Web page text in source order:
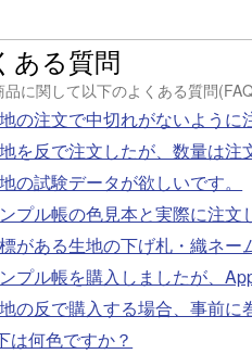
ある質問
品に関して以下のよくある質問
の注文で中切れがないように
を反で注文したが、数量は注
の試験データが欲しいです。
プル帳の色見本と実際に注文
がある生地の下げ札・織ネー
プル帳を購入しましたが、
の反で購入する場合、事前に
は何色ですか？